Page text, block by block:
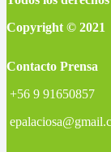
Copyright © 2021
Contacto Prensa
+56 9 91650857